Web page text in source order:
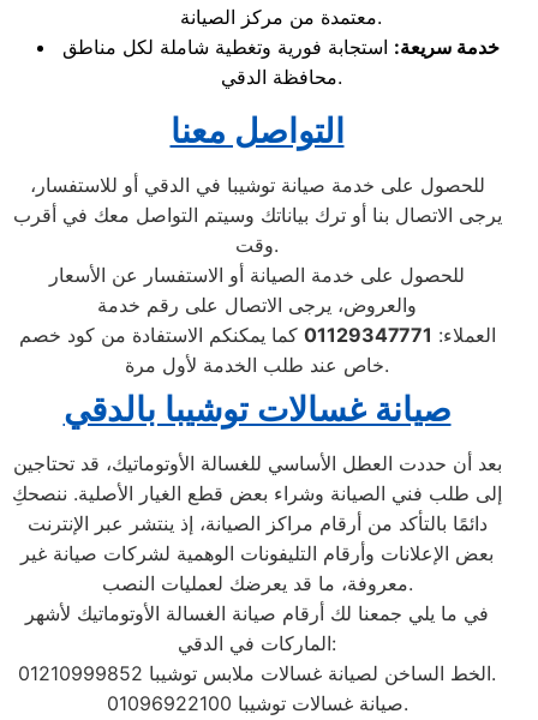
معتمدة من مركز الصيانة.
خدمة سريعة: استجابة فورية وتغطية شاملة لكل مناطق
محافظة الدقي.
التواصل معنا
للحصول على خدمة صيانة توشيبا في الدقي أو للاستفسار،
يرجى الاتصال بنا أو ترك بياناتك وسيتم التواصل معك في أقرب
وقت.
للحصول على خدمة الصيانة أو الاستفسار عن الأسعار
والعروض، يرجى الاتصال على رقم خدمة
العملاء: 01129347771 كما يمكنكم الاستفادة من كود خصم
خاص عند طلب الخدمة لأول مرة.
صيانة غسالات توشيبا بالدقي
بعد أن حددت العطل الأساسي للغسالة الأوتوماتيك، قد تحتاجين
إلى طلب فني الصيانة وشراء بعض قطع الغيار الأصلية. ننصحكِ
دائمًا بالتأكد من أرقام مراكز الصيانة، إذ ينتشر عبر الإنترنت
بعض الإعلانات وأرقام التليفونات الوهمية لشركات صيانة غير
معروفة، ما قد يعرضك لعمليات النصب.
في ما يلي جمعنا لك أرقام صيانة الغسالة الأوتوماتيك لأشهر
الماركات في الدقي:
الخط الساخن لصيانة غسالات ملابس توشيبا 01210999852.
صيانة غسالات توشيبا 01096922100.